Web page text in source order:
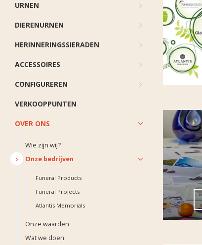
URNEN
DIERENURNEN
HERINNERINGSSIERADEN
ACCESSOIRES
CONFIGUREREN
VERKOOPPUNTEN
OVER ONS
Wie zijn wij?
Onze bedrijven
Funeral Products
Funeral Projects
Atlantis Memorials
Onze waarden
Wat we doen